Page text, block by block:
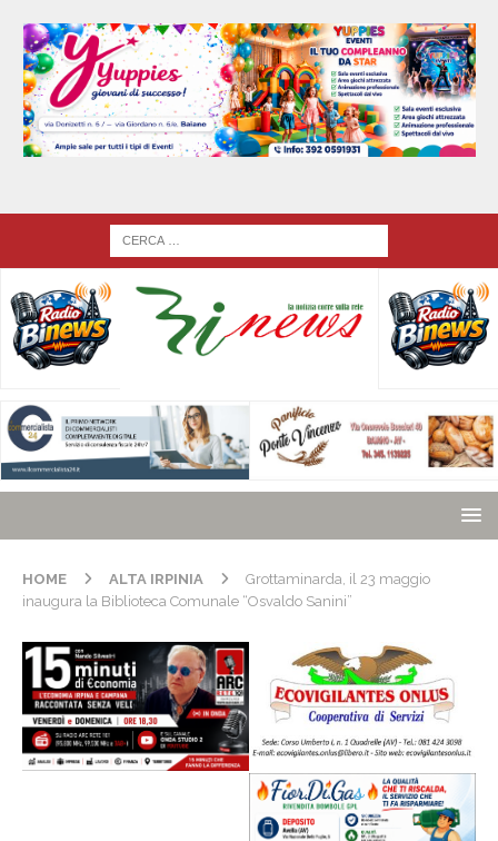
HOME ALTA IRPINIA
Grottaminarda, il 23 maggio
inaugura la Biblioteca Comunale “Osvaldo Sanini”